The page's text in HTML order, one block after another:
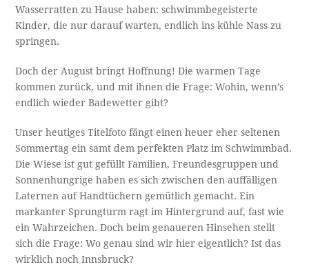
Wasserratten zu Hause haben: schwimmbegeisterte
Kinder, die nur darauf warten, endlich ins kühle Nass zu
springen.
Doch der August bringt Hoffnung! Die warmen Tage
kommen zurück, und mit ihnen die Frage: Wohin, wenn’s
endlich wieder Badewetter gibt?
Unser heutiges Titelfoto fängt einen heuer eher seltenen
Sommertag ein samt dem perfekten Platz im Schwimmbad.
Die Wiese ist gut gefüllt Familien, Freundesgruppen und
Sonnenhungrige haben es sich zwischen den auffälligen
Laternen auf Handtüchern gemütlich gemacht. Ein
markanter Sprungturm ragt im Hintergrund auf, fast wie
ein Wahrzeichen. Doch beim genaueren Hinsehen stellt
sich die Frage: Wo genau sind wir hier eigentlich? Ist das
wirklich noch Innsbruck?